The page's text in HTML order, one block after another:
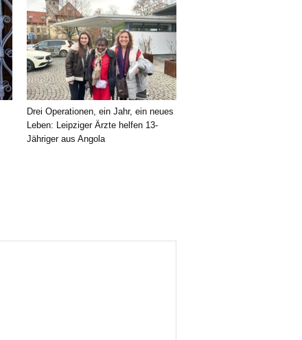
Drei Operationen, ein Jahr, ein neues
Leben: Leipziger Ärzte helfen 13-
Jähriger aus Angola